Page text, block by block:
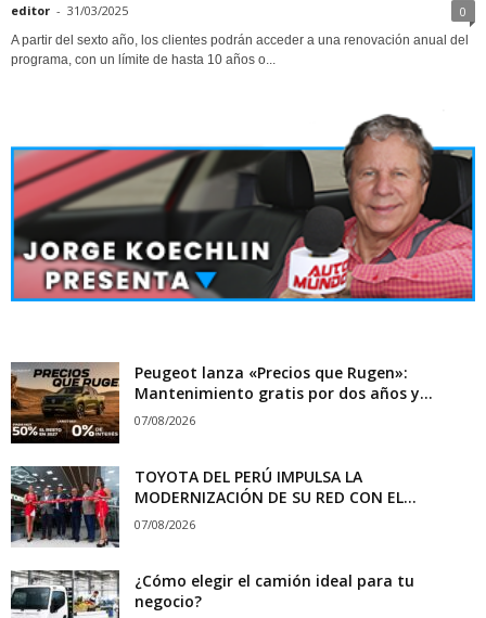
editor - 31/03/2025 0
A partir del sexto año, los clientes podrán acceder a una renovación anual del
programa, con un límite de hasta 10 años o...
Peugeot lanza «Precios que Rugen»:
Mantenimiento gratis por dos años y...
07/08/2026
TOYOTA DEL PERÚ IMPULSA LA
MODERNIZACIÓN DE SU RED CON EL...
07/08/2026
¿Cómo elegir el camión ideal para tu
negocio?